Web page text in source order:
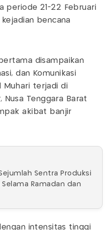
periode 21-22 Februari
bencana
disampaikan
dan Komunikasi
Muhari terjadi di
Nusa Tenggara Barat
akibat banjir
Sentra Produksi
Selama Ramadan dan
intensitas tinggi